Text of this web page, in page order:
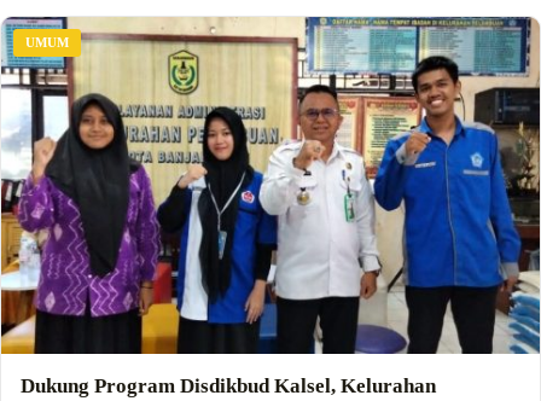
UMUM
Dukung Program Disdikbud Kalsel, Kelurahan